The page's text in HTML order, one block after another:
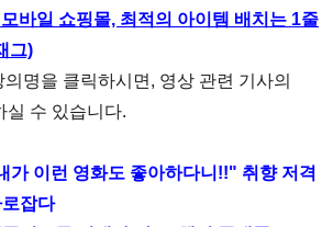
바일 쇼핑몰, 최적의 아이템 배치는 1줄
그)
명을 클릭하시면, 영상 관련 기사의
실 수 있습니다.
가 이런 영화도 좋아하다니!!" 취향 저격
잡다